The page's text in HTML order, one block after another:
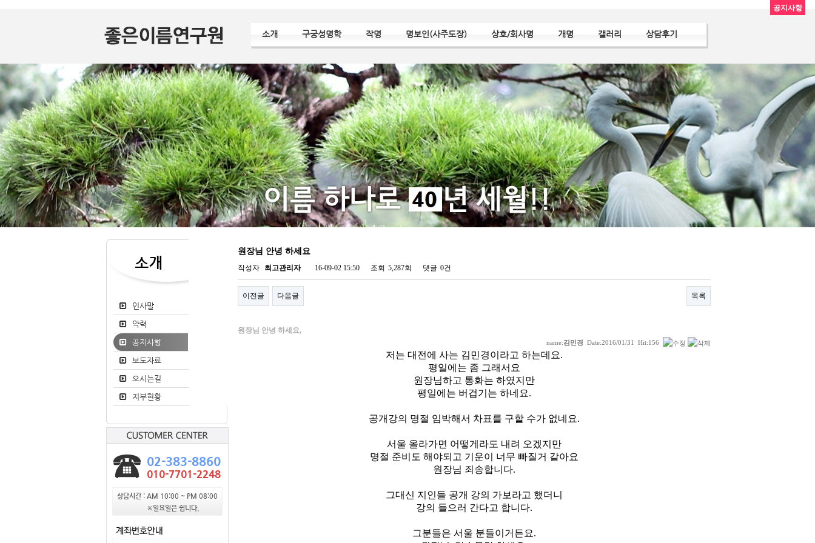
소개 구궁성명학 작명 명보인(사주도장) 상호/회사명 개명 갤러리 상담후기
소개
인사말
약력
공지사항
보도자료
오시는길
지부현황
공지사항
원장님 안녕 하세요
작성자 최고관리자 16-09-02 15:50 조회 5,287회 댓글 0건
이전글 다음글 목록
원장님 안녕 하세요,
name:김민경 Date:2016/01/31 Hit:156
저는 대전에 사는 김민경이라고 하는데요.
평일에는 좀 그래서요
원장님하고 통화는 하였지만
평일에는 버겁기는 하네요.
공개강의 명절 임박해서 차표를 구할 수가 없네요.
서울 올라가면 어떻게라도 내려 오겠지만
명절 준비도 해야되고 기운이 너무 빠질거 같아요
원장님 죄송합니다.
그대신 지인들 공개 강의 가보라고 했더니
강의 들으러 간다고 합니다.
그분들은 서울 분들이거든요.